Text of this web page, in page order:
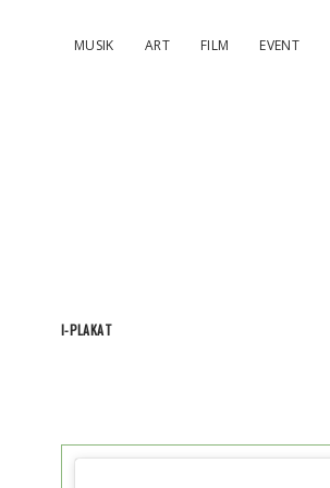
MUSIK ART FILM EVENT
I-PLAKAT